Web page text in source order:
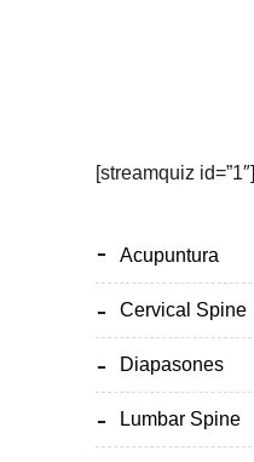
Acupuntura
Cervical Spine
Diapasones
Lumbar Spine
[streamquiz id=”1″]